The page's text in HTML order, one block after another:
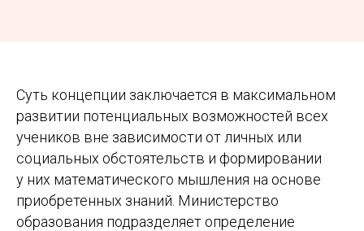
Суть концепции заключается в максимальном
развитии потенциальных возможностей всех
учеников вне зависимости от личных или
социальных обстоятельств и формировании
у них математического мышления на основе
приобретенных знаний. Министерство
образования подразделяет определение